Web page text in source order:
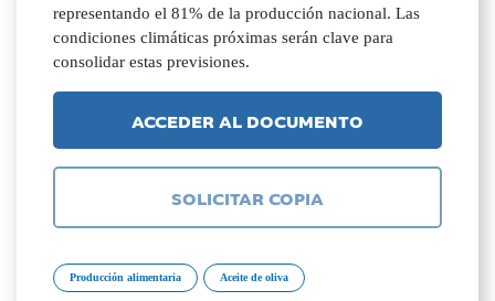
representando el 81% de la producción nacional. Las
condiciones climáticas próximas serán clave para
consolidar estas previsiones.
ACCEDER AL DOCUMENTO
SOLICITAR COPIA
Producción alimentaria Aceite de oliva